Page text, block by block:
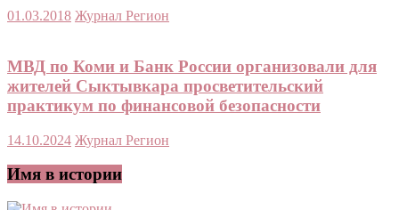
01.03.2018 Журнал Регион
МВД по Коми и Банк России организовали для
жителей Сыктывкара просветительский
практикум по финансовой безопасности
14.10.2024 Журнал Регион
Имя в истории